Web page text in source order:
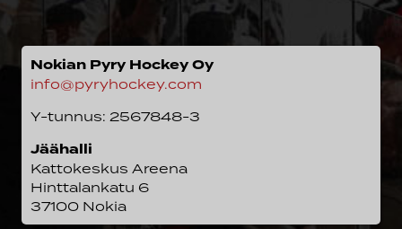
Nokian Pyry Hockey Oy
info@pyryhockey.com
Y-tunnus: 2567848-3
Jäähalli
Kattokeskus Areena
Hinttalankatu 6
37100 Nokia